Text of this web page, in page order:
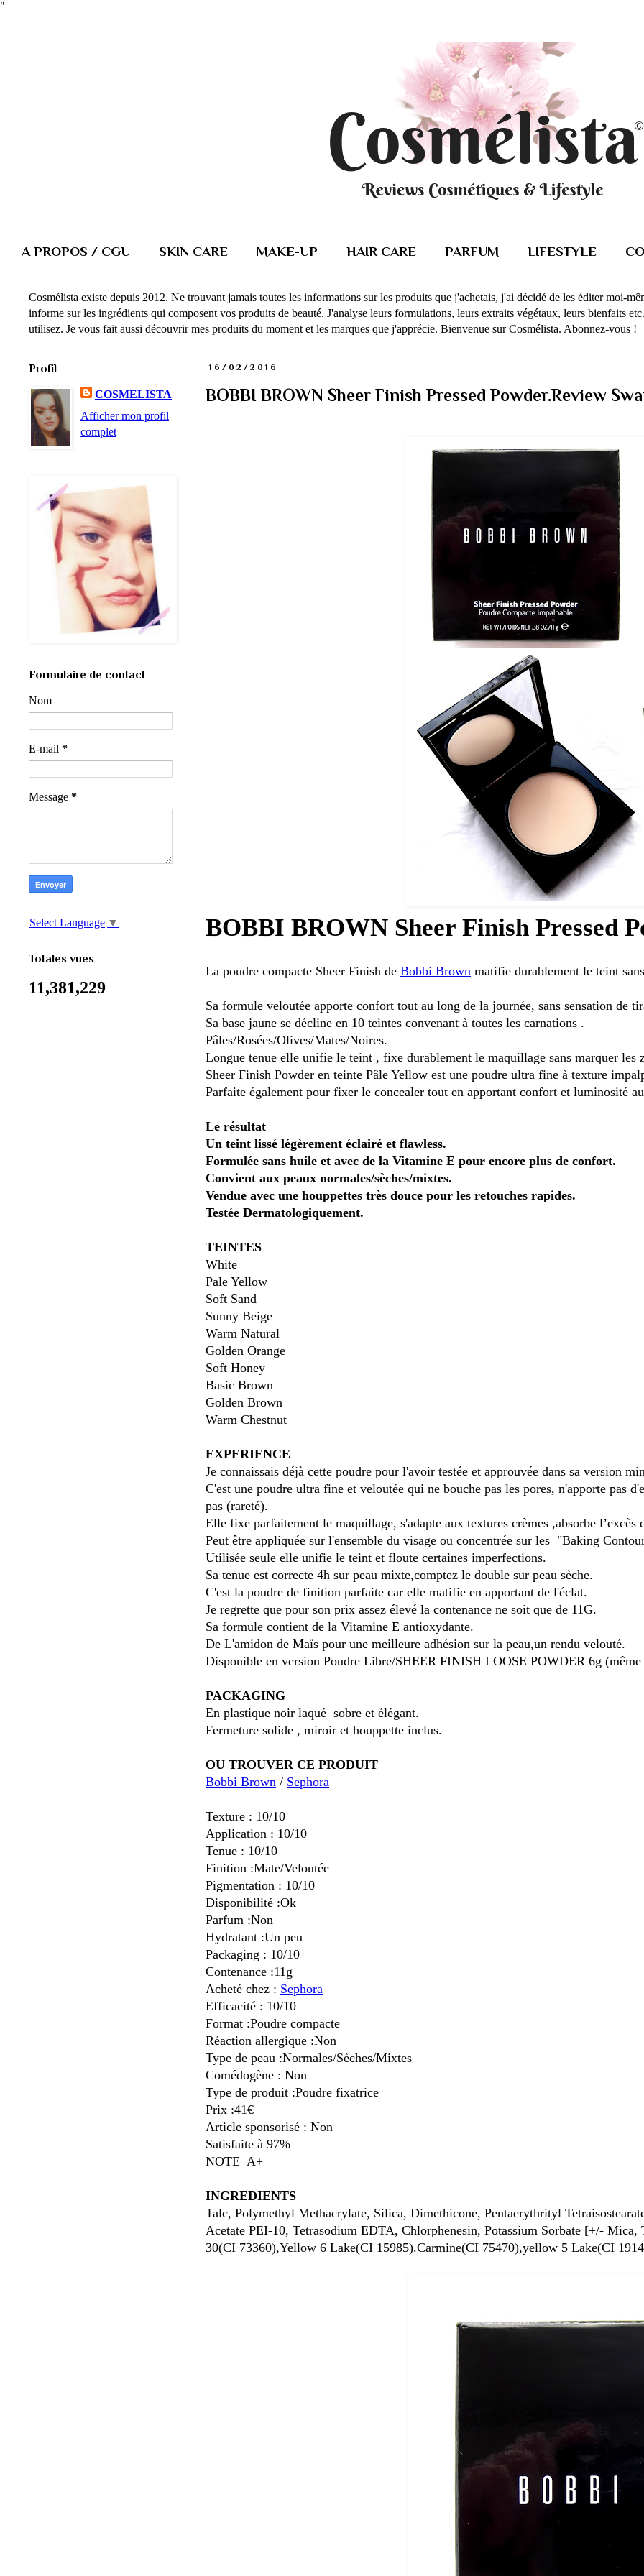
"
A PROPOS / CGU SKIN CARE MAKE-UP HAIR CARE PARFUM LIFESTYLE
Cosmélista existe depuis 2012. Ne trouvant jamais toutes les informations sur les produits que j'achetais, j'ai décidé de les éditer moi-
informe sur les ingrédients qui composent vos produits de beauté. J'analyse leurs formulations, leurs extraits végétaux, leurs bienfaits
utilisez. Je vous fait aussi découvrir mes produits du moment et les marques que j'apprécie. Bienvenue sur Cosmélista. Abonnez-vous !
16/02/2016
BOBBI BROWN Sheer Finish Pressed Powder.Review
BOBBI BROWN Sheer Finish Pressed
La poudre compacte Sheer Finish de Bobbi Brown matifie durablement le teint
Sa formule veloutée apporte confort tout au long de la journée, sans sensation de
Sa base jaune se décline en 10 teintes convenant à toutes les carnations .
Pâles/Rosées/Olives/Mates/Noires.
Longue tenue elle unifie le teint , fixe durablement le maquillage sans marquer les
Sheer Finish Powder en teinte Pâle Yellow est une poudre ultra fine à texture
Parfaite également pour fixer le concealer tout en apportant confort et luminosité
Le résultat
Un teint lissé légèrement éclairé et flawless.
Formulée sans huile et avec de la Vitamine E pour encore plus de confort.
Convient aux peaux normales/sèches/mixtes.
Vendue avec une houppettes très douce pour les retouches rapides.
Testée Dermatologiquement.
TEINTES
White
Pale Yellow
Soft Sand
Sunny Beige
Warm Natural
Golden Orange
Soft Honey
Basic Brown
Golden Brown
Warm Chestnut
EXPERIENCE
Je connaissais déjà cette poudre pour l'avoir testée et approuvée dans sa version
C'est une poudre ultra fine et veloutée qui ne bouche pas les pores, n'apporte
pas (rareté).
Elle fixe parfaitement le maquillage, s'adapte aux textures crèmes ,absorbe l’excès
Peut être appliquée sur l'ensemble du visage ou concentrée sur les "Baking
Utilisée seule elle unifie le teint et floute certaines imperfections.
Sa tenue est correcte 4h sur peau mixte,comptez le double sur peau sèche.
C'est la poudre de finition parfaite car elle matifie en apportant de l'éclat.
Je regrette que pour son prix assez élevé la contenance ne soit que de 11G.
Sa formule contient de la Vitamine E antioxydante.
De L'amidon de Maïs pour une meilleure adhésion sur la peau,un rendu velouté.
Disponible en version Poudre Libre/SHEER FINISH LOOSE POWDER 6g
PACKAGING
En plastique noir laqué sobre et élégant.
Fermeture solide , miroir et houppette inclus.
OU TROUVER CE PRODUIT
Bobbi Brown / Sephora
Texture : 10/10
Application : 10/10
Tenue : 10/10
Finition :Mate/Veloutée
Pigmentation : 10/10
Disponibilité :Ok
Parfum :Non
Hydratant :Un peu
Packaging : 10/10
Contenance :11g
Acheté chez : Sephora
Efficacité : 10/10
Format :Poudre compacte
Réaction allergique :Non
Type de peau :Normales/Sèches/Mixtes
Comédogène : Non
Type de produit :Poudre fixatrice
Prix :41€
Article sponsorisé : Non
Satisfaite à 97%
NOTE A+
INGREDIENTS
Talc, Polymethyl Methacrylate, Silica, Dimethicone, Pentaerythrityl
Acetate PEI-10, Tetrasodium EDTA, Chlorphenesin, Potassium Sorbate [+/-
30(CI 73360),Yellow 6 Lake(CI 15985).Carmine(CI 75470),yellow 5 Lake(CI
Profil
COSMELISTA
Afficher mon profil
complet
Formulaire de contact
Nom
E-mail *
Message *
Select Language ▼
Totales vues
11,381,229